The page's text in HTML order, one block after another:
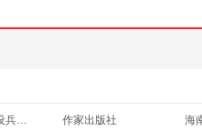
童装童鞋
新疆生产建设兵团出版社 作家出版社
海